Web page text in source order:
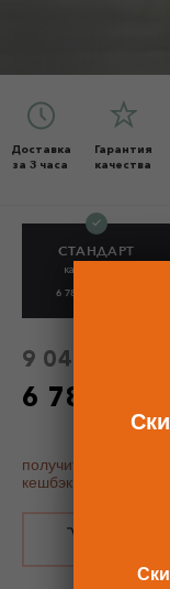
Доставка
за 3 часа
Гарантия
качества
СТАНДАРТ
как на фото
6 780 Р
9 040 Р
6 780 Р
получить купон
кешбэк